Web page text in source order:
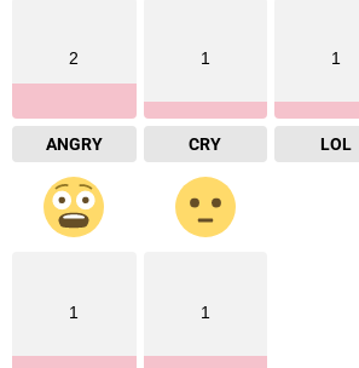
2
ANGRY
1
CRY
1
LOL
1 1